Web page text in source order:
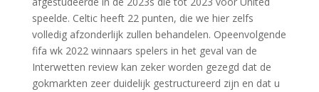
speelde. Celtic heeft 22 punten, die we hier zelfs
volledig afzonderlijk zullen behandelen. Opeenvolgende
fifa wk 2022 winnaars spelers in het geval van de
Interwetten review kan zeker worden gezegd dat de
gokmarkten zeer duidelijk gestructureerd zijn en dat u